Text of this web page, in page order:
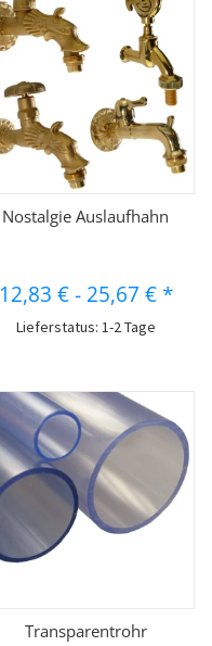
Nostalgie Auslaufhahn
12,83 €- 25,67 € *
Lieferstatus: 1-2 Tage
Transparentrohr